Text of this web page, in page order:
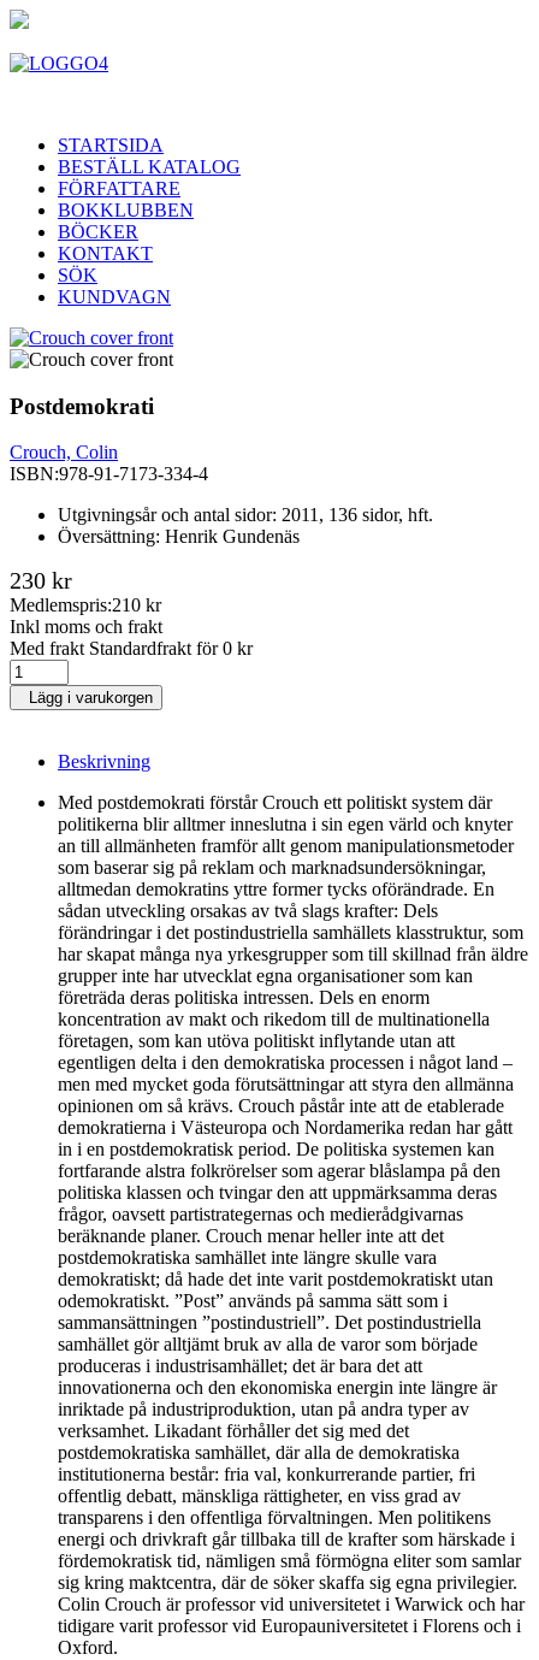
STARTSIDA
BESTÄLL KATALOG
FÖRFATTARE
BOKKLUBBEN
BÖCKER
KONTAKT
SÖK
KUNDVAGN
Postdemokrati
Crouch, Colin
ISBN:978-91-7173-334-4
Utgivningsår och antal sidor: 2011, 136 sidor, hft.
Översättning: Henrik Gundenäs
230 kr
Medlemspris:210 kr
Inkl moms och frakt
Med frakt Standardfrakt för 0 kr
Lägg i varukorgen
Beskrivning
Med postdemokrati förstår Crouch ett politiskt system där
politikerna blir alltmer inneslutna i sin egen värld och knyter
an till allmänheten framför allt genom manipulationsmetoder
som baserar sig på reklam och marknadsundersökningar,
alltmedan demokratins yttre former tycks oförändrade. En
sådan utveckling orsakas av två slags krafter: Dels
förändringar i det postindustriella samhällets klasstruktur, som
har skapat många nya yrkesgrupper som till skillnad från äldre
grupper inte har utvecklat egna organisationer som kan
företräda deras politiska intressen. Dels en enorm
koncentration av makt och rikedom till de multinationella
företagen, som kan utöva politiskt inflytande utan att
egentligen delta i den demokratiska processen i något land –
men med mycket goda förutsättningar att styra den allmänna
opinionen om så krävs. Crouch påstår inte att de etablerade
demokratierna i Västeuropa och Nordamerika redan har gått
in i en postdemokratisk period. De politiska systemen kan
fortfarande alstra folkrörelser som agerar blåslampa på den
politiska klassen och tvingar den att uppmärksamma deras
frågor, oavsett partistrategernas och medierådgivarnas
beräknande planer. Crouch menar heller inte att det
postdemokratiska samhället inte längre skulle vara
demokratiskt; då hade det inte varit post­demokratiskt utan
odemokratiskt. ”Post” används på samma sätt som i
sammansättningen ”postindustriell”. Det postindustriella
samhället gör alltjämt bruk av alla de varor som började
produceras i industrisamhället; det är bara det att
innovationerna och den ekonomiska energin inte längre är
inriktade på industriproduktion, utan på andra typer av
verksamhet. Likadant förhåller det sig med det
postdemokratiska samhället, där alla de demokratiska
institutionerna består: fria val, konkurrerande partier, fri
offentlig debatt, mänskliga rättigheter, en viss grad av
transparens i den offentliga förvaltningen. Men politikens
energi och drivkraft går tillbaka till de krafter som härskade i
fördemokratisk tid, nämligen små förmögna eliter som samlar
sig kring maktcentra, där de söker skaffa sig egna privilegier.
Colin Crouch är professor vid universitetet i Warwick och har
tidigare varit professor vid Europauniversitetet i Florens och i
Oxford.